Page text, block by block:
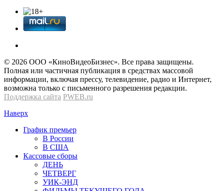
© 2026 OOО «КиноВидеоБизнес». Все права защищены.
Полная или частичная публикация в средствах массовой
информации, включая прессу, телевидение, радио и Интернет,
возможна только с письменного разрешения редакции.
Поддержка сайта PWEB.ru
Наверх
График премьер
В России
В США
Кассовые сборы
ДЕНЬ
ЧЕТВЕРГ
УИК-ЭНД